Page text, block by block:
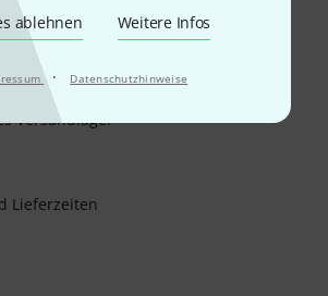
ablehnen Weitere Infos
· Datenschutzhinweise
Fachexperten
Versandlager
Lieferzeiten